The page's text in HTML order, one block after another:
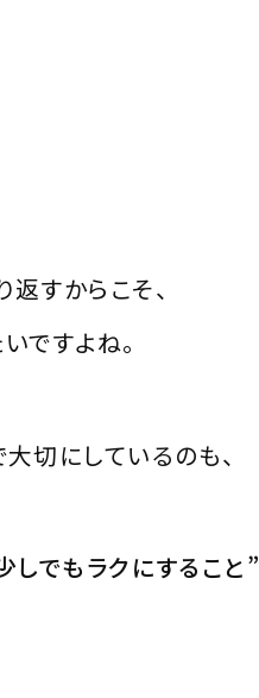
すからこそ、
ですよね。
切にしているのも、
しでもラクにすること